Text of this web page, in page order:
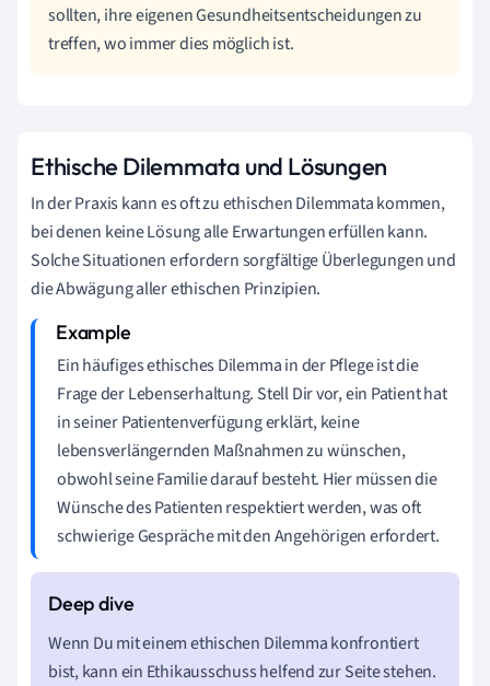
sollten, ihre eigenen Gesundheitsentscheidungen zu
treffen, wo immer dies möglich ist.
Ethische Dilemmata und Lösungen
In der Praxis kann es oft zu ethischen Dilemmata kommen,
bei denen keine Lösung alle Erwartungen erfüllen kann.
Solche Situationen erfordern sorgfältige Überlegungen und
die Abwägung aller ethischen Prinzipien.
Ein häufiges ethisches Dilemma in der Pflege ist die
Frage der Lebenserhaltung. Stell Dir vor, ein Patient hat
in seiner Patientenverfügung erklärt, keine
lebensverlängernden Maßnahmen zu wünschen,
obwohl seine Familie darauf besteht. Hier müssen die
Wünsche des Patienten respektiert werden, was oft
schwierige Gespräche mit den Angehörigen erfordert.
Wenn Du mit einem ethischen Dilemma konfrontiert
bist, kann ein Ethikausschuss helfend zur Seite stehen.